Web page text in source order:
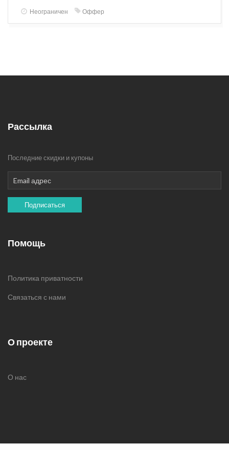
Неограничен Оффер
Рассылка
Последние скидки и купоны
Подписаться
Помощь
Политика приватности
Связаться с нами
О проекте
О нас